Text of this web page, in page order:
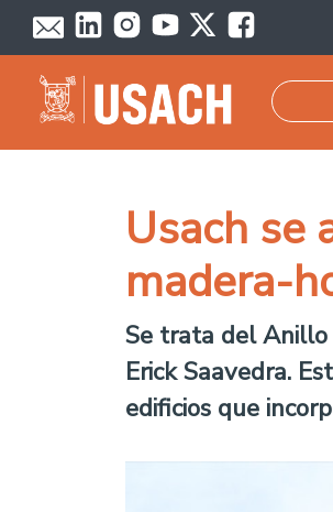
Pasar al contenido principal
Usach se
madera-
Se trata del Anillo
Erick Saavedra.
edificios que